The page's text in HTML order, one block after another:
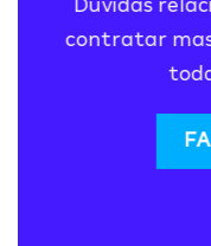
Dúvidas
contratar mas